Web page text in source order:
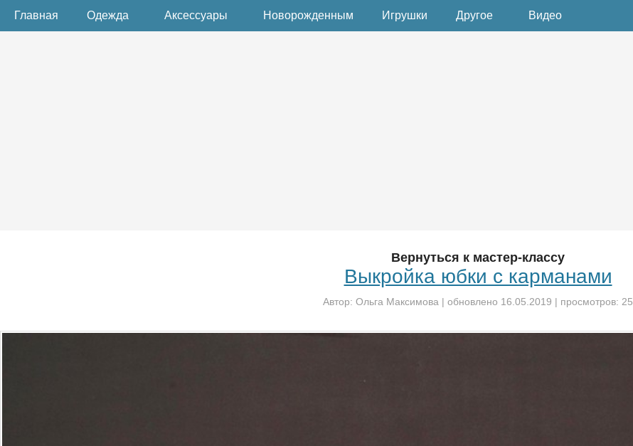
Главная Одежда Аксессуары Новорожденным Игрушки Другое Видео
Вернуться к мастер-классу
Выкройка юбки с карманами
Автор: Ольга Максимова | обновлено 16.05.2019 | просмотров: 25